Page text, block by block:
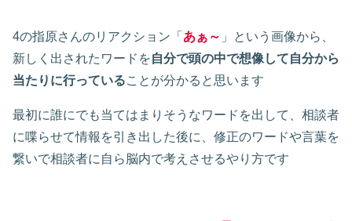
4の指原さんのリアクション「 あぁ～ 」という画像から、
新しく出されたワードを自分で頭の中で想像して自分から
当たりに行っていることが分かると思います
最初に誰にでも当てはまりそうなワードを出して、相談者
に喋らせて情報を引き出した後に、修正のワードや言葉を
繋いで相談者に自ら脳内で考えさせるやり方です